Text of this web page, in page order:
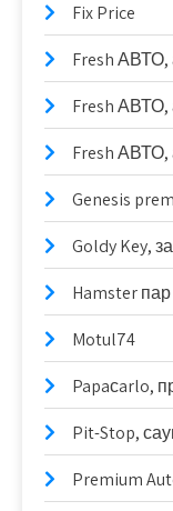
Fix Price
Fresh АВТО,
Fresh АВТО,
Fresh АВТО,
Genesis
Goldy Key,
Hamster пар
Motul74
Papaсarlo,
Pit-Stop,
Premium